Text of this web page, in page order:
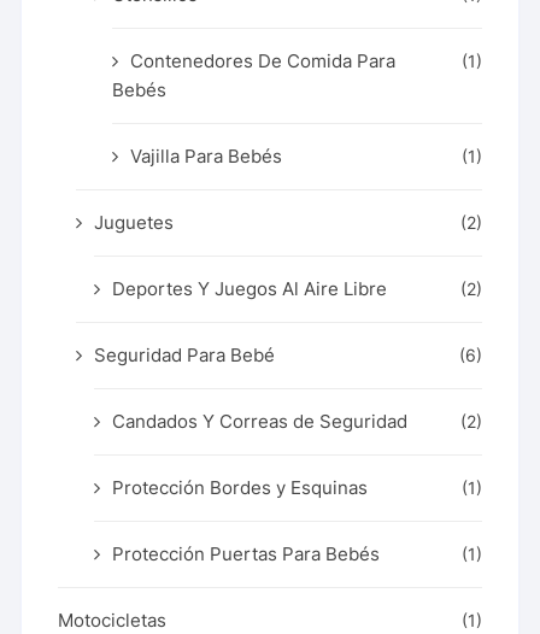
Contenedores De Comida Para
Bebés
(1)
Vajilla Para Bebés (1)
Juguetes (2)
Deportes Y Juegos Al Aire Libre (2)
Seguridad Para Bebé (6)
Candados Y Correas de Seguridad (2)
Protección Bordes y Esquinas (1)
Protección Puertas Para Bebés (1)
Motocicletas (1)